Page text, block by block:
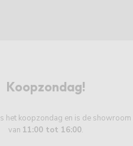
Koopzondag!
het koopzondag en is de
van 11:00 tot 16:00.